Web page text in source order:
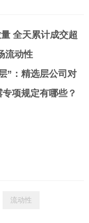
全天累计成交超
流动性
”：精选层公司对
项规定有哪些？
流动性